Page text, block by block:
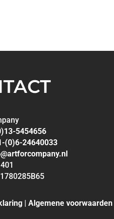
5454656
(0)6-24640033
|Algemene voorwaarden